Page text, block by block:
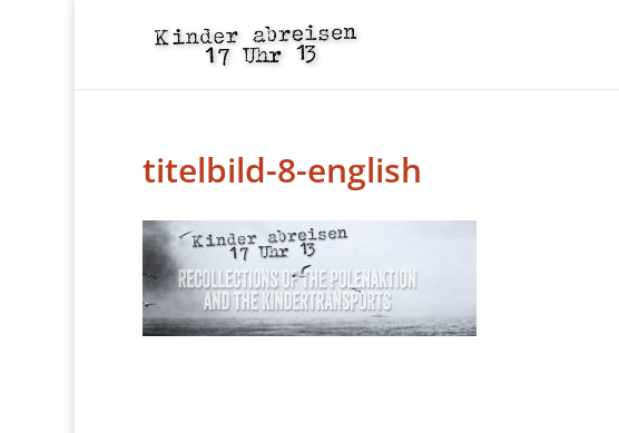
titelbild-8-english